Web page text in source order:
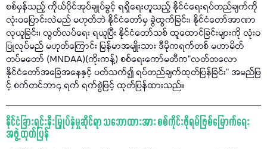
စစ်မှန်သည့် ကိုယ်ပိုင်အုပ်ချုပ်ခွင့် ရရှိရေးဟူသည့် နိုင်ငံရေးရပ်တည်ချက်ကို
လုံးဝပြောင်းလဲမည် မဟုတ်ဘဲ နိုင်ငံတော်မှ ခွဲထွက်ခြင်း၊ နိုင်ငံတော်အာဏာ
လုယူခြင်း၊ လွတ်လပ်ရေး ရယူပြီး နိုင်ငံတော်သစ် ထူထောင်ခြင်းများကို လုံးဝ
ပြုလုပ်မည် မဟုတ်ကြောင်း မြန်မာအမျိုးသား ဒီမိုကရက်တစ် မဟာမိတ်
တပ်မတော် (MNDAA)(ကိုးကန့်) စစ်ရေးကော်မတီက"လတ်တလော
နိုင်ငံတော်အခြေအနေနှင့် ပတ်သက်၍ ရပ်တည်ချက်ထုတ်ပြန်ခြင်း" အမည်ဖြ
င့် စက်တင်ဘာ၄ ရက် ရက်စွဲဖြင့် ထုတ်ပြန်ထားသည်။
နိုင်ငံခြားရင်းနှီးမြှုပ်နှံမှုဆိုင်ရာ သဘောထားအား စစ်ကိုင်းဖိုရမ်ဖြစ်မြောက်ရေး
အဖွဲ့ ထုတ်ပြန်